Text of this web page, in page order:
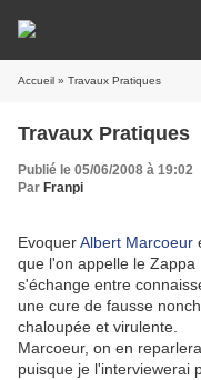
Accueil » Travaux Pratiques
Travaux Pratiques
Publié le 05/06/2008 à 19:02
Par Franpi
EvoquerAlbert Marcoeur
que l'on appelle le
s'échange entre
une cure de fausse
chaloupée et virulente.
Marcoeur, on en
puisque je l'interviewerai